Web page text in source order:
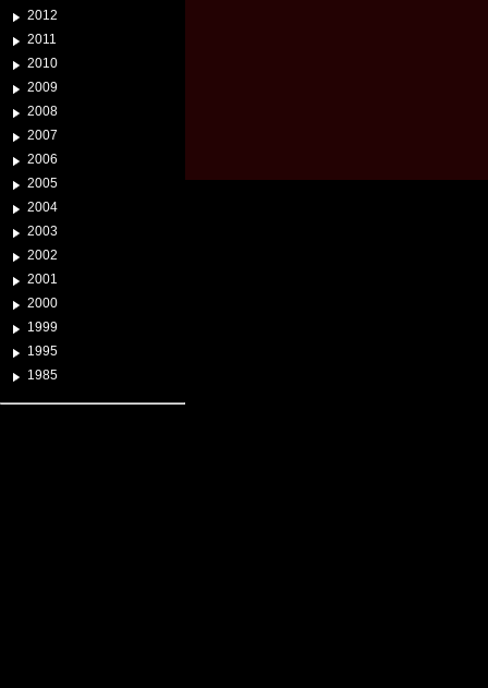
2012
2011
2010
2009
2008
2007
2006
2005
2004
2003
2002
2001
2000
1999
1995
1985